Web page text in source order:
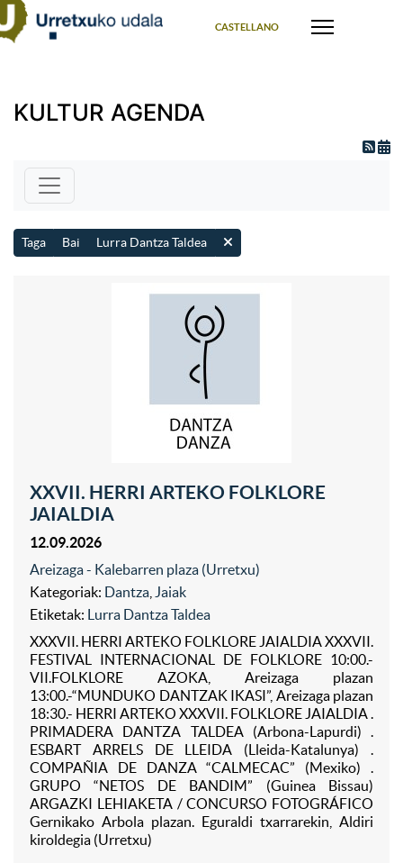
CASTELLANO
KULTUR AGENDA
Taga Bai Lurra Dantza Taldea
XXVII. HERRI ARTEKO FOLKLORE
JAIALDIA
12.09.2026
Areizaga - Kalebarren plaza (Urretxu)
Kategoriak: Dantza Jaiak
Etiketak: Lurra Dantza Taldea
XXXVII. HERRI ARTEKO FOLKLORE JAIALDIA XXXVII.
FESTIVAL INTERNACIONAL DE FOLKLORE 10:00.-
VII.FOLKLORE AZOKA, Areizaga plazan
13:00.-“MUNDUKO DANTZAK IKASI”, Areizaga plazan
18:30.- HERRI ARTEKO XXXVII. FOLKLORE JAIALDIA .
PRIMADERA DANTZA TALDEA (Arbona-Lapurdi) .
ESBART ARRELS DE LLEIDA (Lleida-Katalunya) .
COMPAÑIA DE DANZA “CALMECAC” (Mexiko) .
GRUPO “NETOS DE BANDIM” (Guinea Bissau)
ARGAZKI LEHIAKETA / CONCURSO FOTOGRÁFICO
Gernikako Arbola plazan. Eguraldi txarrarekin, Aldiri
kiroldegia (Urretxu)